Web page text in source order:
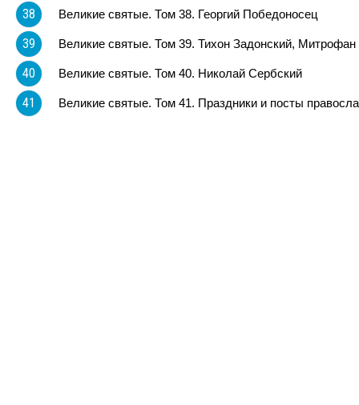
38 Великие святые. Том 38. Георгий Победоносец
39 Великие святые. Том 39. Тихон Задонский,
40 Великие святые. Том 40. Николай Сербский
41 Великие святые. Том 41. Праздники и посты